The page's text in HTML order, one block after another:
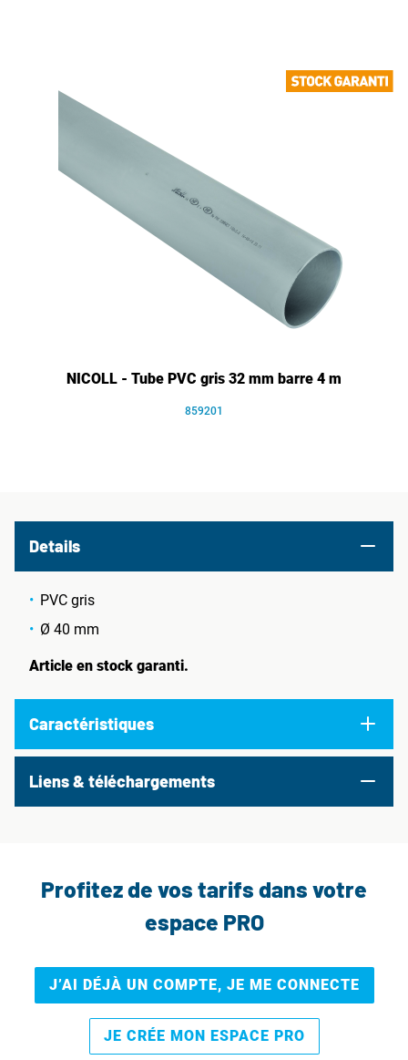
NICOLL - Tube PVC gris 32 mm barre 4 m
859201
Details
PVC gris
Ø 40 mm
Article en stock garanti.
Caractéristiques
Liens & téléchargements
Profitez de vos tarifs dans votre
espace PRO
J’AI DÉJÀ UN COMPTE, JE ME CONNECTE
JE CRÉE MON ESPACE PRO